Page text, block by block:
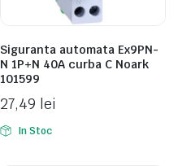
Siguranta automata Ex9PN-
N 1P+N 40A curba C Noark
101599
27,49 lei
In Stoc